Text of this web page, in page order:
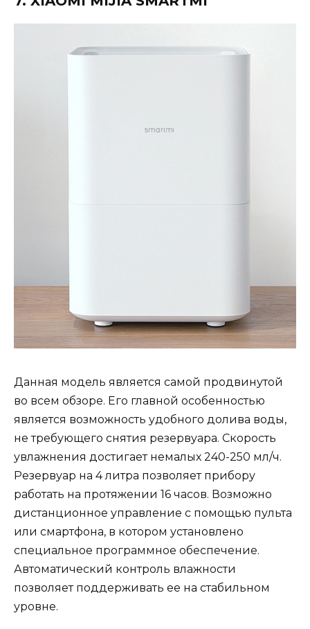
Данная модель является самой продвинутой
во всем обзоре. Его главной особенностью
является возможность удобного долива воды,
не требующего снятия резервуара. Скорость
увлажнения достигает немалых 240-250 мл/ч.
Резервуар на 4 литра позволяет прибору
работать на протяжении 16 часов. Возможно
дистанционное управление с помощью пульта
или смартфона, в котором установлено
специальное программное обеспечение.
Автоматический контроль влажности
позволяет поддерживать ее на стабильном
уровне.